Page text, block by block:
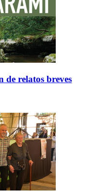
de relatos breves